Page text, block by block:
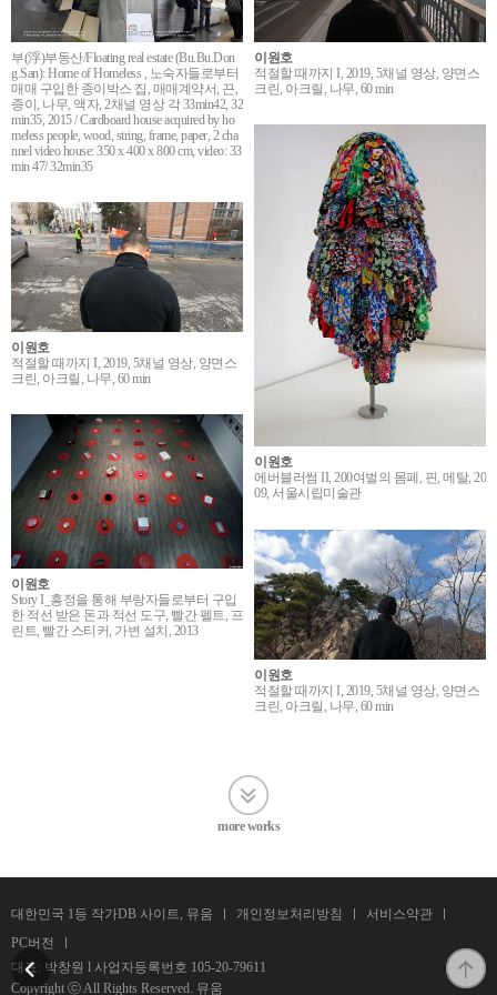
부(浮)부동산/Floating real estate (Bu.Bu.Don
g.San): Home of Homeless , 노숙자들로부터
매매 구입한 종이박스 집, 매매계약서, 끈,
종이, 나무, 액자, 2채널 영상 각 33min42, 32
min35, 2015 / Cardboard house acquired by ho
meless people, wood, string, frame, paper, 2 cha
nnel video house: 350 x 400 x 800 cm, video: 33
min 47/ 32min35
이원호
적절할 때까지 I, 2019, 5채널 영상, 양면스
크린, 아크릴, 나무, 60 min
이원호
에버블러썸 II, 200여벌의 몸페, 핀, 메탈, 20
09, 서울시립미술관
이원호
적절할 때까지 I, 2019, 5채널 영상, 양면스
크린, 아크릴, 나무, 60 min
이원호
Story I_흥정을 통해 부랑자들로부터 구입
한 적선 받은 돈과 적선 도구, 빨간 펠트, 프
린트, 빨간 스티커, 가변 설치, 2013
이원호
적절할 때까지 I, 2019, 5채널 영상, 양면스
크린, 아크릴, 나무, 60 min
more works
대한민국 1등 작가DB 사이트, 뮤움 개인정보처리방침
서비스약관
PC버전
대표: 박창원 l 사업자등록번호 105-20-79611
Copyright ⓒ All Rights Reserved. 뮤움